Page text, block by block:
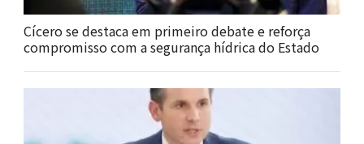
Cícero se destaca em primeiro debate e reforça
compromisso com a segurança hídrica do Estado